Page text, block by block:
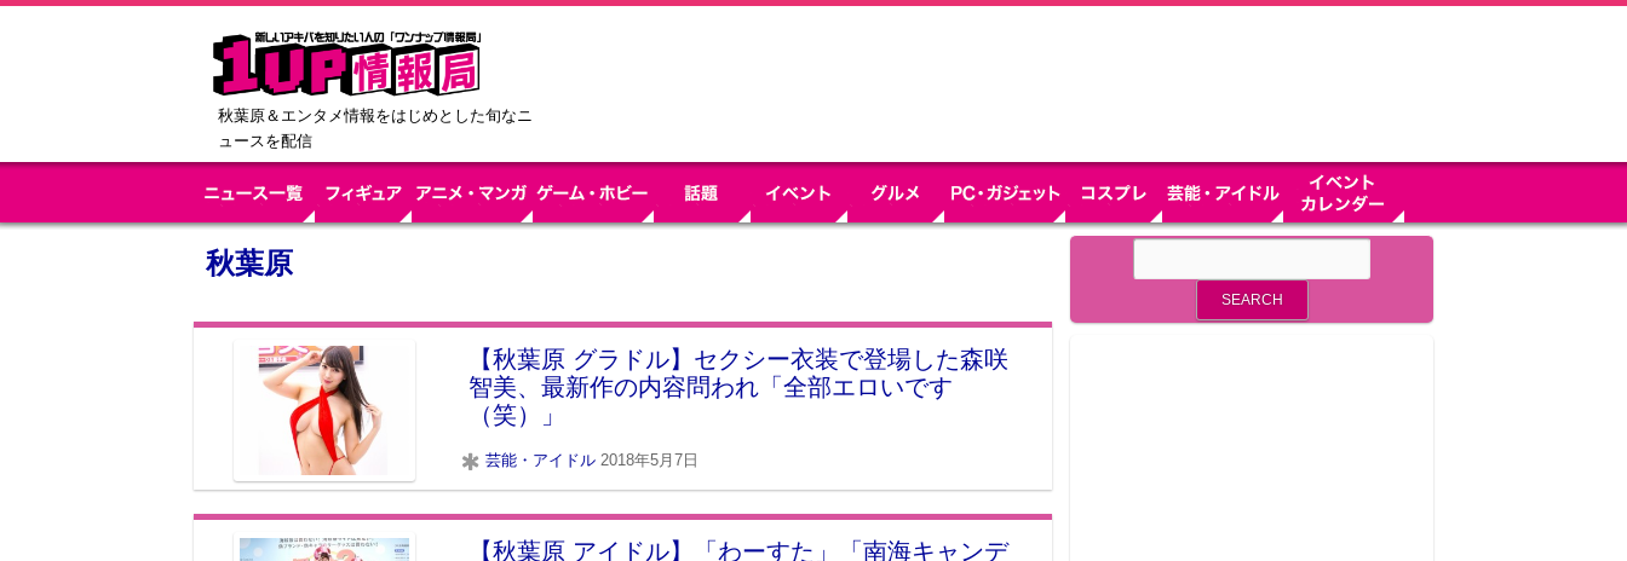
秋葉原＆エンタメ情報をはじめとした旬なニ
ュースを配信
秋葉原
【秋葉原 グラドル】セクシー衣装で登場した森咲
智美、最新作の内容問われ「全部エロいです
（笑）」
芸能・アイドル 2018年5月7日
【秋葉原 アイドル】「わーすた」「南海キャンデ